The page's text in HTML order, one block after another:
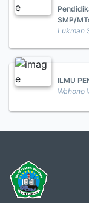
SMP/
Lukman
ILMU
Wahono